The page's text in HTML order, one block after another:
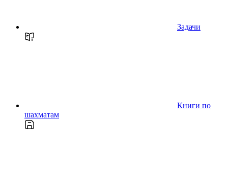
Задачи
Книги по
шахматам